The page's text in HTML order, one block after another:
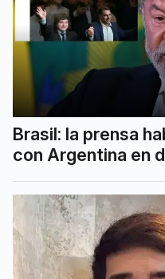
Brasil: la prensa
con Argentina en